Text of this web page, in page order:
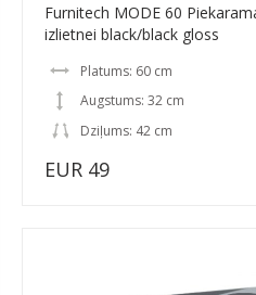
Furnitech MODE 60
izlietnei black/black gloss
Platums: 60 cm
Augstums: 32 cm
Dziļums: 42 cm
EUR 49